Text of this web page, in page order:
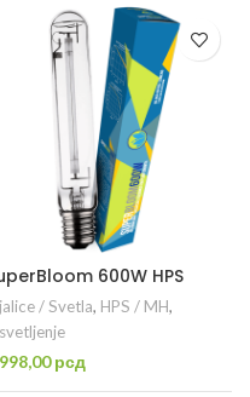
600W HPS
/ Svetla, HPS / MH,
рсд